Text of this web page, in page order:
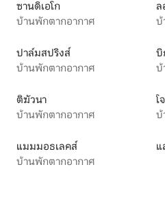
ซานดิเอโก
บ้านพักตากอากาศ
ล
บ้
ปาล์มสปริงส์
บ้านพักตากอากาศ
บิ
บ้
ติฆัวนา
บ้านพักตากอากาศ
โ
บ้
แมมมอธเลคส์
บ้านพักตากอากาศ
แ